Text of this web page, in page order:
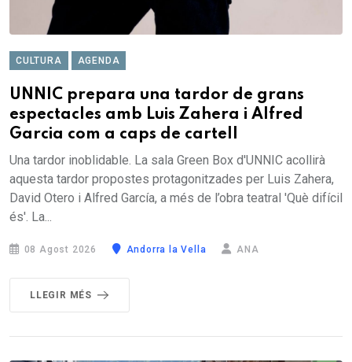
CULTURA AGENDA
UNNIC prepara una tardor de grans
espectacles amb Luis Zahera i Alfred
Garcia com a caps de cartell
Una tardor inoblidable. La sala Green Box d'UNNIC acollirà
aquesta tardor propostes protagonitzades per Luis Zahera,
David Otero i Alfred García, a més de l’obra teatral 'Què difícil
és'. La...
08 Agost 2026 Andorra la Vella ANA
LLEGIR MÉS